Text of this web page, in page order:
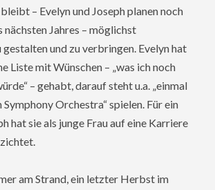
– Evelyn und Joseph planen noch
nächsten Jahres – möglichst
und zu verbringen. Evelyn hat
Liste mit Wünschen – „was ich noch
– gehabt, darauf steht u.a. „einmal
Orchestra“ spielen. Für ein
hat sie als junge Frau auf eine Karriere
am Strand, ein letzter Herbst im